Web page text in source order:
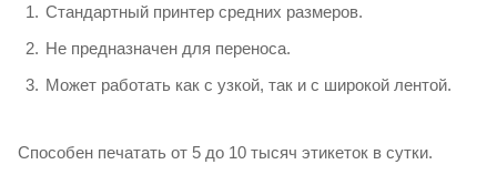
Стандартный принтер средних размеров.
Не предназначен для переноса.
Может работать как с узкой, так и с широкой лентой.
Способен печатать от 5 до 10 тысяч этикеток в сутки.